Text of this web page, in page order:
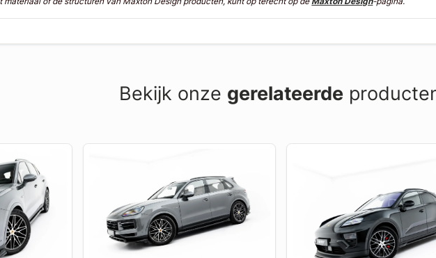
Bekijk onze gerelateerde